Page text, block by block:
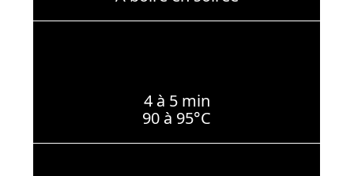
4 à 5 min
90 à 95°C